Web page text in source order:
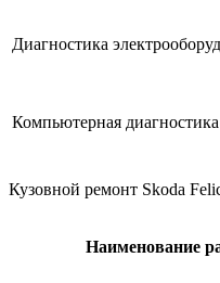
Диагностика
Компьютерная диагностика
Кузовной ремонт Skoda
Наименование